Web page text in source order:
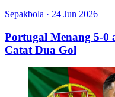
Sepakbola · 24 Jun 2026
Portugal Menang 5-0
Catat Dua Gol